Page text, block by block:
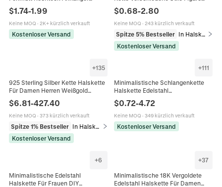
Schlangenkette 18K Vergoldet
Schmuck Damen
$1.74-1.99
Keine MOQ · 2K+ kürzlich verkauft
Kostenloser Versand
Snake Cuban O Chain Für DIY
Schmuckherstellung Unisex
$0.68-2.80
Keine MOQ · 243 kürzlich verkauft
Spitze 5% Bestseller
In Halsketten
Kostenloser Versand
+135
925 Sterling Silber Kette Halskette
Für Damen Herren Weißgold
Vergoldet Minimalistische
Gliederkette Box Cuban Snake DIY
Schmuck
$6.81-427.40
Keine MOQ · 373 kürzlich verkauft
Spitze 1% Bestseller
In Halsketten
Kostenloser Versand
+111
Minimalistische Schlangenkette
Halskette Edelstahl
Vakuumvergoldet 18K Gold
Schlichtes Glied Für Damen Herren
Modeschmuck
$0.72-4.72
Keine MOQ · 349 kürzlich verkauft
Kostenloser Versand
+6
Minimalistische Edelstahl
Halskette Für Frauen DIY
+37
Minimalistische 18K Vergoldete
Edelstahl Halskette Für Damen